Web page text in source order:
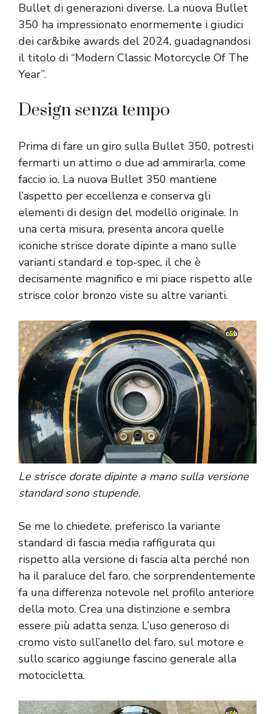
Bullet di generazioni diverse. La nuova Bullet
350 ha impressionato enormemente i giudici
dei car&bike awards del 2024, guadagnandosi
il titolo di “Modern Classic Motorcycle Of The
Year”.
Design senza tempo
Prima di fare un giro sulla Bullet 350, potresti
fermarti un attimo o due ad ammirarla, come
faccio io. La nuova Bullet 350 mantiene
l’aspetto per eccellenza e conserva gli
elementi di design del modello originale. In
una certa misura, presenta ancora quelle
iconiche strisce dorate dipinte a mano sulle
varianti standard e top-spec, il che è
decisamente magnifico e mi piace rispetto alle
strisce color bronzo viste su altre varianti.
Le strisce dorate dipinte a mano sulla versione
standard sono stupende.
Se me lo chiedete, preferisco la variante
standard di fascia media raffigurata qui
rispetto alla versione di fascia alta perché non
ha il paraluce del faro, che sorprendentemente
fa una differenza notevole nel profilo anteriore
della moto. Crea una distinzione e sembra
essere più adatta senza. L’uso generoso di
cromo visto sull’anello del faro, sul motore e
sullo scarico aggiunge fascino generale alla
motocicletta.